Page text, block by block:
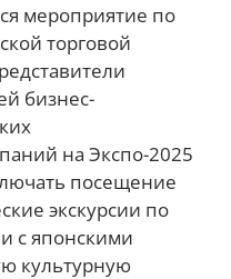
мероприятие по
торговой
бизнес-
на Экспо-2025
посещение
экскурсии по
с японскими
культурную